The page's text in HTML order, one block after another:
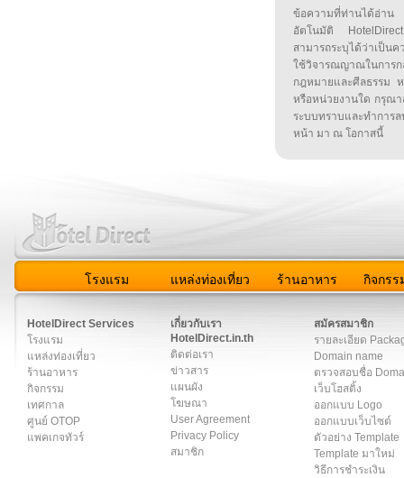
ข้อความที่ท่านได้อ่าน
อัตโนมัติ
สามารถระบุได้ว่าเป็น
ใช้วิจารณญาณในกา
กฎหมายและศีลธรรม
หรือหน่วยงานใด กรุณา
ระบบทราบและทำกา
หน้า มา ณ โอกาสนี้
โรงแรม แหล่งท่องเที่ยว ร้านอาหาร กิจกรร
HotelDirect Services
โรงแรม
แหล่งท่องเที่ยว
ร้านอาหาร
กิจกรรม
เทศกาล
ศูนย์ OTOP
แพคเกจทัวร์
เกี่ยวกับเรา
HotelDirect.in.th
ติดต่อเรา
ข่าวสาร
แผนผัง
โฆษณา
User Agreement
Privacy Policy
สมาชิก
สมัครสมาชิก
รายละเอียด
Domain name
ตรวจสอบชื่อ
เว็บโฮสติ้ง
ออกแบบ Logo
ออกแบบเว็บไซต์
ตัวอย่าง Template
Template มาใหม่
วิธีการชำระเงิน